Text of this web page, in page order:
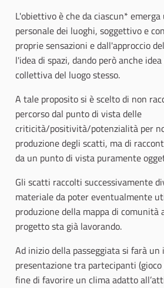
L'obiettivo è che da ciascun*
personale dei luoghi, soggettivo e
proprie sensazioni e dall'approccio
l'idea di spazi, dando però anche
collettiva del luogo stesso.
A tale proposito si è scelto di non
percorso dal punto di vista delle
criticità/positività/potenzialità per
produzione degli scatti, ma di
da un punto di vista puramente
Gli scatti raccolti successivamente
materiale da poter eventualmente
produzione della mappa di comunità
progetto sta già lavorando.
Ad inizio della passeggiata si farà
presentazione tra partecipanti
fine di favorire un clima adatto